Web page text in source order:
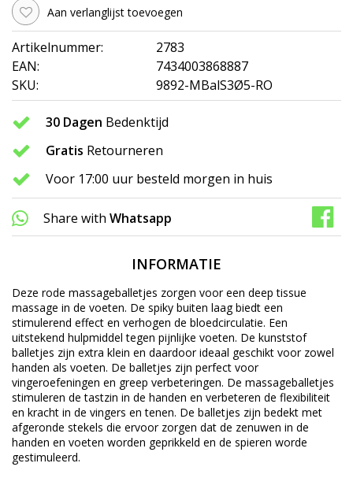
Aan verlanglijst toevoegen
Artikelnummer:
2783
EAN:
7434003868887
SKU:
9892-MBalS3Ø5-RO
30 Dagen Bedenktijd
Gratis Retourneren
Voor 17:00 uur besteld morgen in huis
Share with Whatsapp
INFORMATIE
Deze rode massageballetjes zorgen voor een deep tissue
massage in de voeten. De spiky buiten laag biedt een
stimulerend effect en verhogen de bloedcirculatie. Een
uitstekend hulpmiddel tegen pijnlijke voeten. De kunststof
balletjes zijn extra klein en daardoor ideaal geschikt voor zowel
handen als voeten. De balletjes zijn perfect voor
vingeroefeningen en greep verbeteringen. De massageballetjes
stimuleren de tastzin in de handen en verbeteren de flexibiliteit
en kracht in de vingers en tenen. De balletjes zijn bedekt met
afgeronde stekels die ervoor zorgen dat de zenuwen in de
handen en voeten worden geprikkeld en de spieren worde
gestimuleerd.